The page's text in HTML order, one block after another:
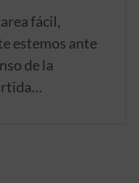
fácil,
estemos ante
de la